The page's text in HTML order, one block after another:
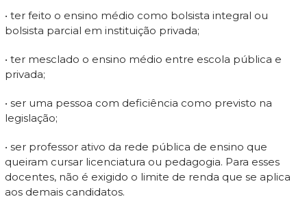
• ter feito o ensino médio como bolsista integral ou
bolsista parcial em instituição privada;
• ter mesclado o ensino médio entre escola pública e
privada;
• ser uma pessoa com deficiência como previsto na
legislação;
• ser professor ativo da rede pública de ensino que
queiram cursar licenciatura ou pedagogia. Para esses
docentes, não é exigido o limite de renda que se aplica
aos demais candidatos.